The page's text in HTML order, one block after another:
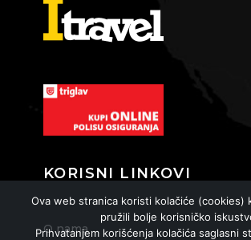
KORISNI LINKOVI
O nama
Ova web stranica koristi kolačiće (cookies)
pružili bolje korisničko
Prihvatanjem korišćenja kolačića saglasni